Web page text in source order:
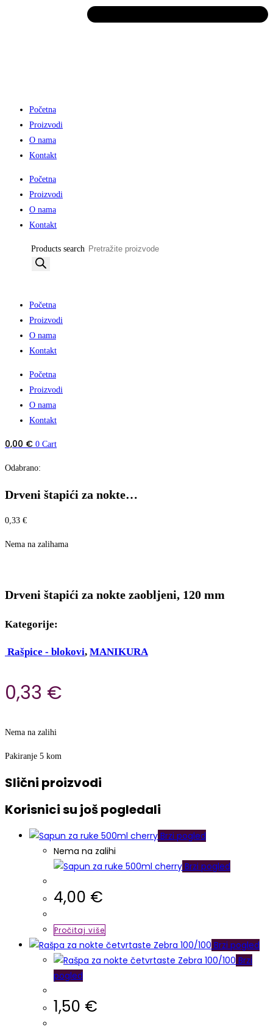
Početna
Proizvodi
O nama
Kontakt
Početna
Proizvodi
O nama
Kontakt
Products search
Početna
Proizvodi
O nama
Kontakt
Početna
Proizvodi
O nama
Kontakt
0,00 € 0 Cart
Odabrano:
Drveni štapići za nokte…
0,33 €
Nema na zalihama
Drveni štapići za nokte zaobljeni, 120 mm
Kategorije:
Rašpice - blokovi, MANIKURA
0,33 €
Nema na zalihi
Pakiranje 5 kom
Slični proizvodi
Korisnici su još pogledali
Brzi pogled
Nema na zalihi
Brzi pogled
4,00 €
Pročitaj više
Brzi pogled
Brzi
pogled
1,50 €